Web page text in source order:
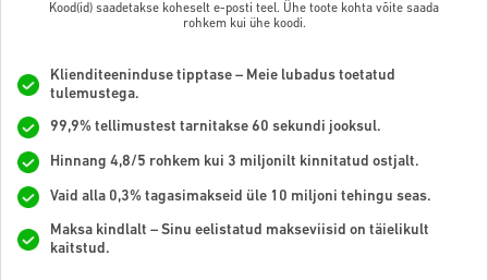
Kood(id) saadetakse koheselt e-posti teel. Ühe toote kohta võite saada
rohkem kui ühe koodi.
Klienditeeninduse tipptase – Meie lubadus toetatud
tulemustega.
99,9% tellimustest tarnitakse 60 sekundi jooksul.
Hinnang 4,8/5 rohkem kui 3 miljonilt kinnitatud ostjalt.
Vaid alla 0,3% tagasimakseid üle 10 miljoni tehingu seas.
Maksa kindlalt – Sinu eelistatud makseviisid on täielikult
kaitstud.